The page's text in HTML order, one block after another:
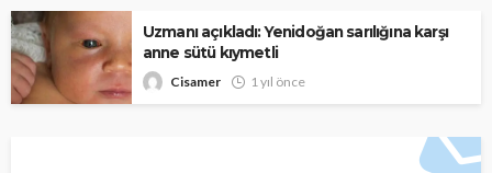
Uzmanı açıkladı: Yenidoğan sarılığına karşı
anne sütü kıymetli
Cisamer 1 yıl önce